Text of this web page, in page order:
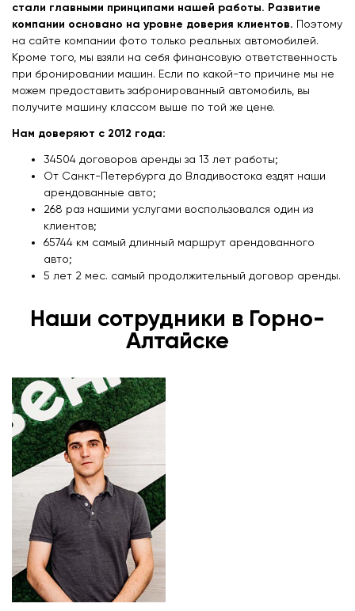
стали главными принципами нашей работы. Развитие
компании основано на уровне доверия клиентов. Поэтому
на сайте компании фото только реальных автомобилей.
Кроме того, мы взяли на себя финансовую ответственность
при бронировании машин. Если по какой-то причине мы не
можем предоставить забронированный автомобиль, вы
получите машину классом выше по той же цене.
Нам доверяют с 2012 года:
34504 договоров аренды за 13 лет работы;
От Санкт-Петербурга до Владивостока ездят наши
арендованные авто;
268 раз нашими услугами воспользовался один из
клиентов;
65744 км самый длинный маршрут арендованного
авто;
5 лет 2 мес. самый продолжительный договор аренды.
Наши сотрудники в Горно-
Алтайске